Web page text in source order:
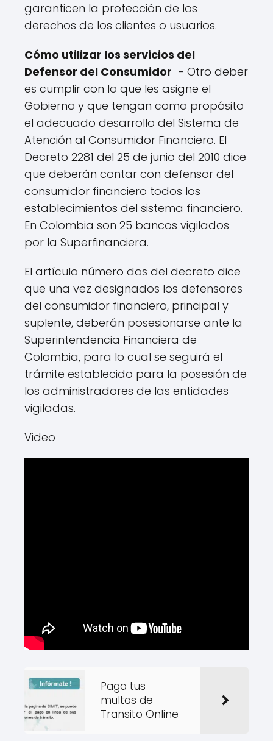
garanticen la protección de los
derechos de los clientes o usuarios.
Cómo utilizar los servicios del
Defensor del Consumidor - Otro deber
es cumplir con lo que les asigne el
Gobierno y que tengan como propósito
el adecuado desarrollo del Sistema de
Atención al Consumidor Financiero. El
Decreto 2281 del 25 de junio del 2010 dice
que deberán contar con defensor del
consumidor financiero todos los
establecimientos del sistema financiero.
En Colombia son 25 bancos vigilados
por la Superfinanciera.
El artículo número dos del decreto dice
que una vez designados los defensores
del consumidor financiero, principal y
suplente, deberán posesionarse ante la
Superintendencia Financiera de
Colombia, para lo cual se seguirá el
trámite establecido para la posesión de
los administradores de las entidades
vigiladas.
Video
Paga tus
multas de
Transito Online